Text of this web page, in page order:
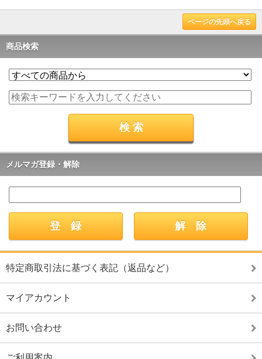
ページの先頭へ戻る
商品検索
メルマガ登録・解除
特定商取引法に基づく表記（返品など）
マイアカウント
お問い合わせ